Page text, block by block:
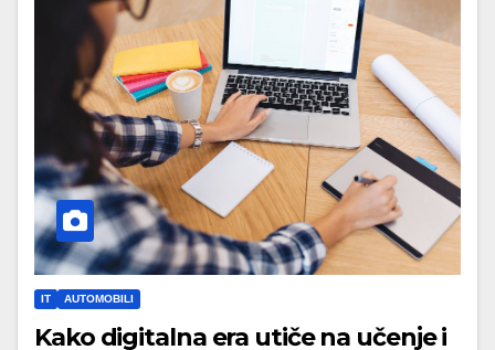
IT AUTOMOBILI
Kako digitalna era utiče na učenje i